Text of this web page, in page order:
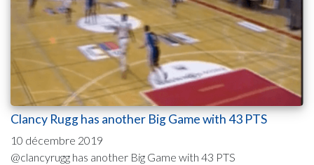
Clancy Rugg has another Big Game with 43 PTS
10 décembre 2019
@clancyrugg has another Big Game with 43 PTS